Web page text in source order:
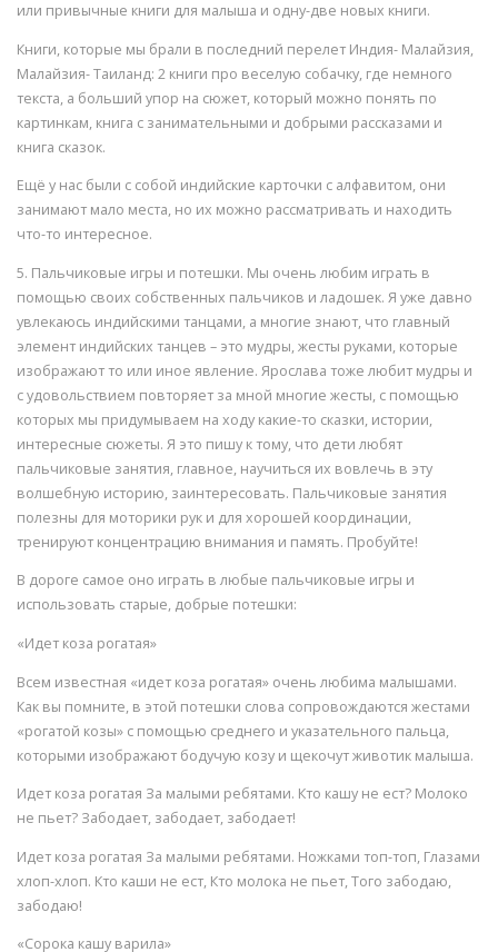
или привычные книги для малыша и одну-две новых книги.
Книги, которые мы брали в последний перелет Индия- Малайзия,
Малайзия- Таиланд: 2 книги про веселую собачку, где немного
текста, а больший упор на сюжет, который можно понять по
картинкам, книга с занимательными и добрыми рассказами и
книга сказок.
Ещё у нас были с собой индийские карточки с алфавитом, они
занимают мало места, но их можно рассматривать и находить
что-то интересное.
5. Пальчиковые игры и потешки. Мы очень любим играть в
помощью своих собственных пальчиков и ладошек. Я уже давно
увлекаюсь индийскими танцами, а многие знают, что главный
элемент индийских танцев – это мудры, жесты руками, которые
изображают то или иное явление. Ярослава тоже любит мудры и
с удовольствием повторяет за мной многие жесты, с помощью
которых мы придумываем на ходу какие-то сказки, истории,
интересные сюжеты. Я это пишу к тому, что дети любят
пальчиковые занятия, главное, научиться их вовлечь в эту
волшебную историю, заинтересовать. Пальчиковые занятия
полезны для моторики рук и для хорошей координации,
тренируют концентрацию внимания и память. Пробуйте!
В дороге самое оно играть в любые пальчиковые игры и
использовать старые, добрые потешки:
«Идет коза рогатая»
Всем известная «идет коза рогатая» очень любима малышами.
Как вы помните, в этой потешки слова сопровождаются жестами
«рогатой козы» с помощью среднего и указательного пальца,
которыми изображают бодучую козу и щекочут животик малыша.
Идет коза рогатая За малыми ребятами. Кто кашу не ест? Молоко
не пьет? Забодает, забодает, забодает!
Идет коза рогатая За малыми ребятами. Ножками топ-топ, Глазами
хлоп-хлоп. Кто каши не ест, Кто молока не пьет, Того забодаю,
забодаю!
«Сорока кашу варила»